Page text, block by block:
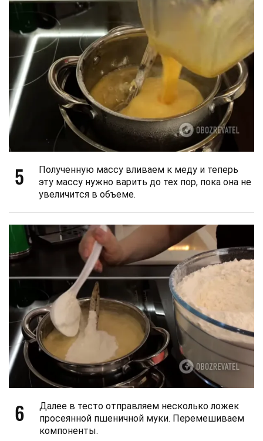
5
Полученную массу вливаем к меду и теперь
эту массу нужно варить до тех пор, пока она не
увеличится в объеме.
6
Далее в тесто отправляем несколько ложек
просеянной пшеничной муки. Перемешиваем
компоненты.